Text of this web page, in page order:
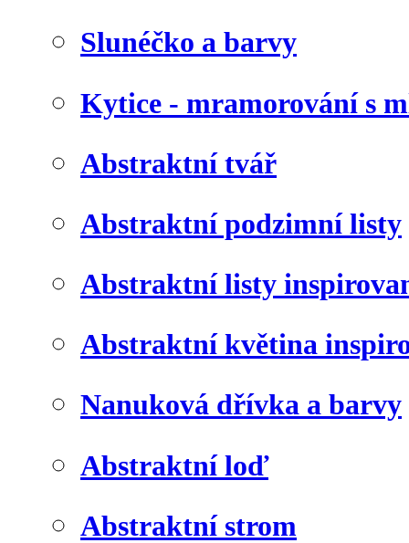
Slunéčko a barvy
Kytice - mramorování s
Abstraktní tvář
Abstraktní podzimní listy
Abstraktní listy
Abstraktní květina
Nanuková dřívka a barvy
Abstraktní loď
Abstraktní strom